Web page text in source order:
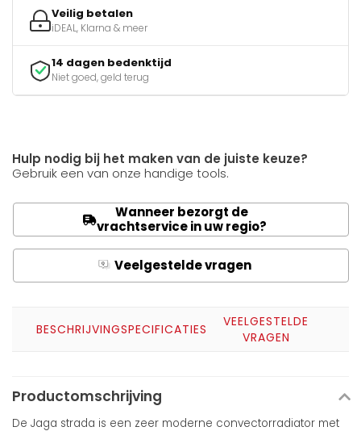
Veilig betalen
iDEAL, Klarna & meer
14 dagen bedenktijd
Niet goed, geld terug
Hulp nodig bij het maken van de juiste keuze?
Gebruik een van onze handige tools.
Wanneer bezorgt de
vrachtservice in uw regio?
Q Veelgestelde vragen
BESCHRIJVINGSPECIFICATIES
VEELGESTELDE
VRAGEN
Productomschrijving
De Jaga strada is een zeer moderne convectorradiator met